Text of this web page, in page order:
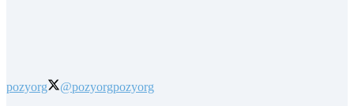
pozyorg @pozyorgpozyorg